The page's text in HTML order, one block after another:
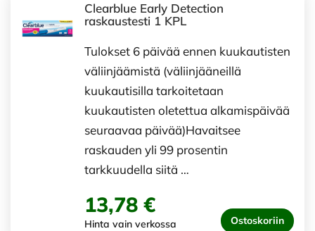
Clearblue Early Detection
raskaustesti 1 KPL
Tulokset 6 päivää ennen kuukautisten
väliinjäämistä (väliinjääneillä
kuukautisilla tarkoitetaan
kuukautisten oletettua alkamispäivää
seuraavaa päivää)Havaitsee
raskauden yli 99 prosentin
tarkkuudella siitä …
13,78 €
Hinta vain verkossa Ostoskoriin